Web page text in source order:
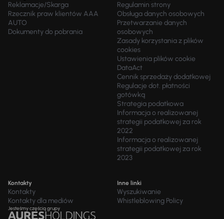
Reklamacje/Skarga
Rzecznik praw klientów AAA
AUTO
Dokumenty do pobrania
Regulamin strony
Obsługa danych osobowych
Przetwarzanie danych
osobowych
Zasady korzystania z plików
cookies
Ustawienia plików cookie
DataAct
Cennik sprzedaży dodatkowej
Regulacje dot. płatności
gotówką
Strategia podatkowa
Informacja o realizowanej
strategii podatkowej za rok
2022
Informacja o realizowanej
strategii podatkowej za rok
2023
Kontakty
Kontakty
Kontakty dla mediów
Inne linki
Wyszukiwanie
Whistleblowing Policy
Jesteśmy częścią grupy